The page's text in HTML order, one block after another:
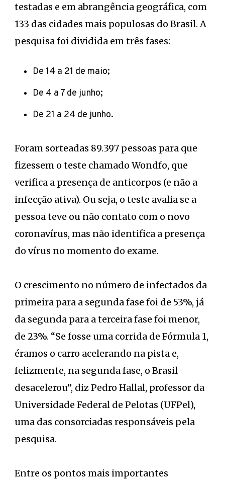
testadas e em abrangência geográfica, com
133 das cidades mais populosas do Brasil. A
pesquisa foi dividida em três fases:
De 14 a 21 de maio;
De 4 a 7 de junho;
De 21 a 24 de junho.
Foram sorteadas 89.397 pessoas para que
fizessem o teste chamado Wondfo, que
verifica a presença de anticorpos (e não a
infecção ativa). Ou seja, o teste avalia se a
pessoa teve ou não contato com o novo
coronavírus, mas não identifica a presença
do vírus no momento do exame.
O crescimento no número de infectados da
primeira para a segunda fase foi de 53%, já
da segunda para a terceira fase foi menor,
de 23%. “Se fosse uma corrida de Fórmula 1,
éramos o carro acelerando na pista e,
felizmente, na segunda fase, o Brasil
desacelerou”, diz Pedro Hallal, professor da
Universidade Federal de Pelotas (UFPel),
uma das consorciadas responsáveis pela
pesquisa.
Entre os pontos mais importantes